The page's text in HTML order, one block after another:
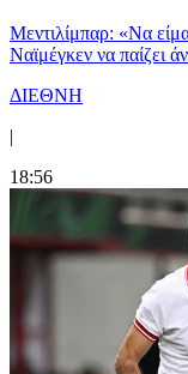
Μεντιλίμπαρ: «Να
Ναϊμέγκεν να παίζει
ΔΙΕΘΝΗ
|
18:56